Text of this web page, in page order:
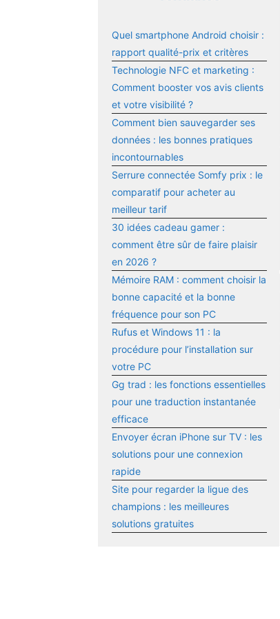
Quel smartphone Android choisir :
rapport qualité-prix et critères
Technologie NFC et marketing :
Comment booster vos avis clients
et votre visibilité ?
Comment bien sauvegarder ses
données : les bonnes pratiques
incontournables
Serrure connectée Somfy prix : le
comparatif pour acheter au
meilleur tarif
30 idées cadeau gamer :
comment être sûr de faire plaisir
en 2026 ?
Mémoire RAM : comment choisir la
bonne capacité et la bonne
fréquence pour son PC
Rufus et Windows 11 : la
procédure pour l’installation sur
votre PC
Gg trad : les fonctions essentielles
pour une traduction instantanée
efficace
Envoyer écran iPhone sur TV : les
solutions pour une connexion
rapide
Site pour regarder la ligue des
champions : les meilleures
solutions gratuites